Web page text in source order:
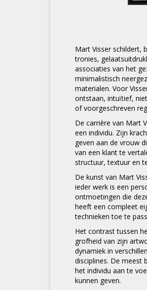
Mart Visser schildert,
tronies,
associaties van het
minimalistisch
materialen. Voor
ontstaan, intuïtief,
of voorgeschreven
De carrière van Mart
een individu. Zijn
geven aan de vrouw
van een klant te
structuur, textuur en
De kunst van Mart
ieder werk is een
ontmoetingen die
heeft een compleet
technieken toe te
Het contrast tussen
grofheid van zijn
dynamiek in
disciplines. De meest
het individu aan te
kunnen geven.